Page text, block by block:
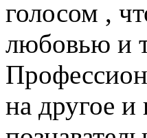
голосом ,
любовью и
на другое